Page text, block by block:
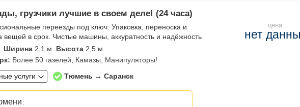
грузчики лучшие в своем деле! (24 часа)
переезды под ключ. Упаковка, переноска и
вещей в срок. Чистые машины, аккуратность и надёжность
Ширина 2,1 м. Высота 2,5 м.
Более 50 газелей, Камазы, Манипуляторы!
услуги
Тюмень → Саранск
:
цена:
нет